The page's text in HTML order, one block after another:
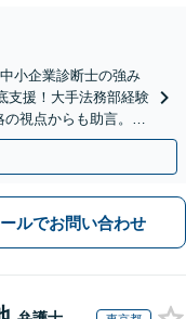
小企業診断士の強み
支援！大手法務部経験
視点からも助言。攻
します。
ルでお問い合わせ